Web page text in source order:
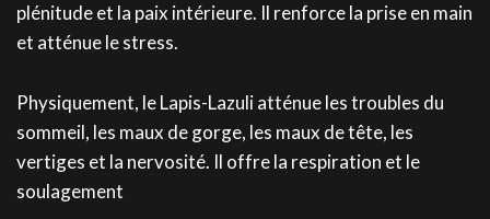
plénitude et la paix intérieure. Il renforce la prise en main
et atténue le stress.
Physiquement, le Lapis-Lazuli atténue les troubles du
sommeil, les maux de gorge, les maux de tête, les
vertiges et la nervosité. Il offre la respiration et le
soulagement